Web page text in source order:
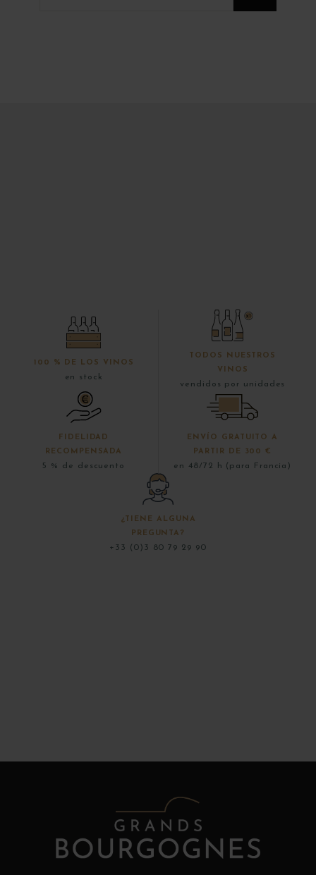
100 % DE LOS VINOS
en stock
TODOS NUESTROS
VINOS
vendidos por unidades
FIDELIDAD
RECOMPENSADA
5 % de descuento
ENVÍO GRATUITO A
PARTIR DE 300 €
en 48/72 h (para Francia)
¿TIENE ALGUNA
PREGUNTA?
+33 (0)3 80 79 29 90